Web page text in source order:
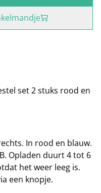
set 2 stuks rood en
In rood en blauw.
Opladen duurt 4 tot 6
het weer leeg is.
een knopje.